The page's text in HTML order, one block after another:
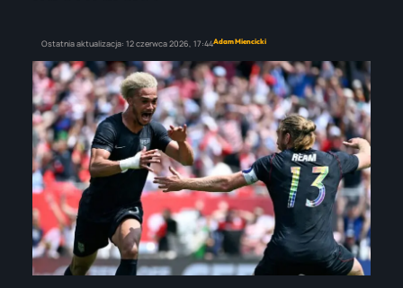
Ostatnia aktualizacja: 12 czerwca 2026, 17:44Adam Miencicki